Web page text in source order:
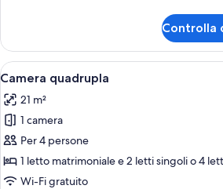
Double
Rocky
Controlla
Apri
tutte
le
foto
per
Camera
quadrupla
Una
6
Camera quadrupla
21 m²
1 camera
Per 4 persone
1 letto matrimoniale e 2 letti singoli o 4
Wi-Fi gratuito